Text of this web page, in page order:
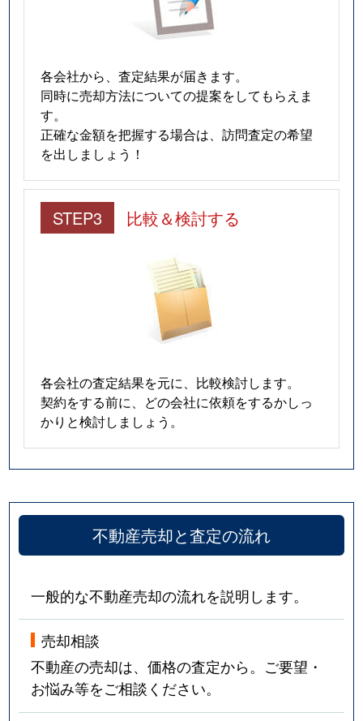
各会社から、査定結果が届きます。
同時に売却方法についての提案をしてもらえま
す。
正確な金額を把握する場合は、訪問査定の希望
を出しましょう！
STEP3 比較＆検討する
各会社の査定結果を元に、比較検討します。
契約をする前に、どの会社に依頼をするかしっ
かりと検討しましょう。
不動産売却と査定の流れ
一般的な不動産売却の流れを説明します。
売却相談
不動産の売却は、価格の査定から。ご要望・
お悩み等をご相談ください。